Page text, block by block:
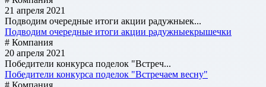
21 апреля 2021
Подводим очередные итоги акции радужныек...
Подводим очередные итоги акции радужныекрышечки
# Компания
20 апреля 2021
Победители конкурса поделок "Встреч...
Победители конкурса поделок "Встречаем весну"
# Компания